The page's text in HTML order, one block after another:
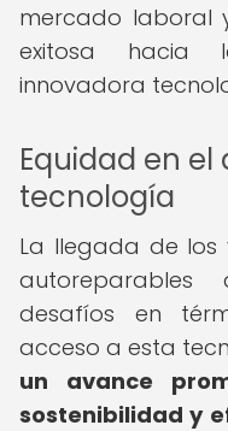
mercado laboral
exitosa hacia
innovadora
Equidad en el
tecnología
La llegada de los
desafíos en
acceso a esta
un avance
sostenibilidad y